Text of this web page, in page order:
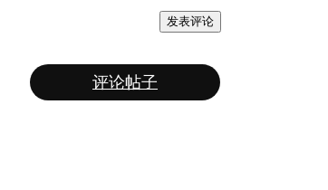
发表评论
评论帖子